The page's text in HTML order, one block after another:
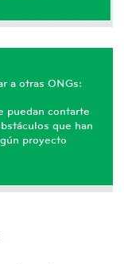
a otras ONGs:
puedan contarte
que han
proyecto